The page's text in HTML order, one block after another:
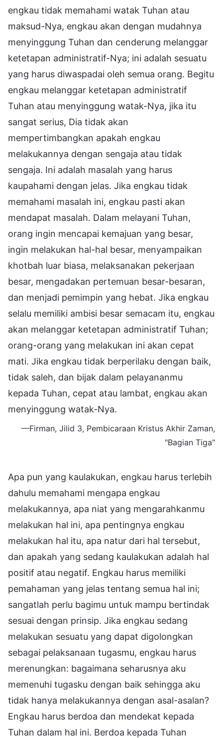
engkau tidak memahami watak Tuhan atau
maksud-Nya, engkau akan dengan mudahnya
menyinggung Tuhan dan cenderung melanggar
ketetapan administratif-Nya; ini adalah sesuatu
yang harus diwaspadai oleh semua orang. Begitu
engkau melanggar ketetapan administratif
Tuhan atau menyinggung watak-Nya, jika itu
sangat serius, Dia tidak akan
mempertimbangkan apakah engkau
melakukannya dengan sengaja atau tidak
sengaja. Ini adalah masalah yang harus
kaupahami dengan jelas. Jika engkau tidak
memahami masalah ini, engkau pasti akan
mendapat masalah. Dalam melayani Tuhan,
orang ingin mencapai kemajuan yang besar,
ingin melakukan hal-hal besar, menyampaikan
khotbah luar biasa, melaksanakan pekerjaan
besar, mengadakan pertemuan besar-besaran,
dan menjadi pemimpin yang hebat. Jika engkau
selalu memiliki ambisi besar semacam itu, engkau
akan melanggar ketetapan administratif Tuhan;
orang-orang yang melakukan ini akan cepat
mati. Jika engkau tidak berperilaku dengan baik,
tidak saleh, dan bijak dalam pelayananmu
kepada Tuhan, cepat atau lambat, engkau akan
menyinggung watak-Nya.
—Firman, Jilid 3, Pembicaraan Kristus Akhir Zaman,
"Bagian Tiga"
Apa pun yang kaulakukan, engkau harus terlebih
dahulu memahami mengapa engkau
melakukannya, apa niat yang mengarahkanmu
melakukan hal ini, apa pentingnya engkau
melakukan hal itu, apa natur dari hal tersebut,
dan apakah yang sedang kaulakukan adalah hal
positif atau negatif. Engkau harus memiliki
pemahaman yang jelas tentang semua hal ini;
sangatlah perlu bagimu untuk mampu bertindak
sesuai dengan prinsip. Jika engkau sedang
melakukan sesuatu yang dapat digolongkan
sebagai pelaksanaan tugasmu, engkau harus
merenungkan: bagaimana seharusnya aku
memenuhi tugasku dengan baik sehingga aku
tidak hanya melakukannya dengan asal-asalan?
Engkau harus berdoa dan mendekat kepada
Tuhan dalam hal ini. Berdoa kepada Tuhan